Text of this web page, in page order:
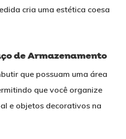
cria uma estética coesa
de Armazenamento
que possuam uma área
que você organize
e objetos decorativos na